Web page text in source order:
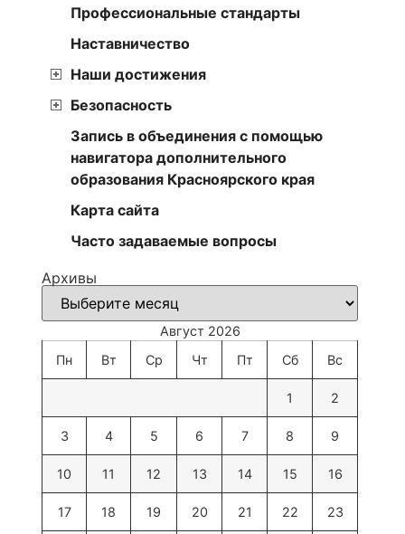
Профессиональные стандарты
Наставничество
Наши достижения
Безопасность
Запись в объединения с помощью
навигатора дополнительного
образования Красноярского края
Карта сайта
Часто задаваемые вопросы
Архивы
Август 2026
Пн
Вт Ср Чт Пт Сб Вс
1 2
3 4 5 6 7 8 9
10 11 12 13 14 15 16
17 18 19 20 21 22 23